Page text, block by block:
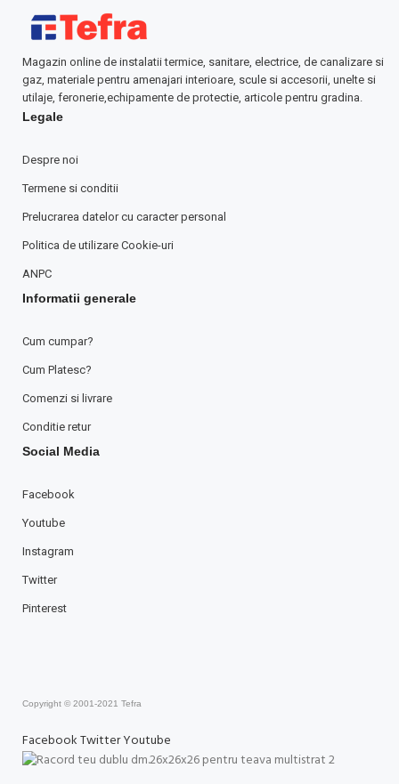
Magazin online de instalatii termice, sanitare, electrice, de canalizare si
gaz, materiale pentru amenajari interioare, scule si accesorii, unelte si
utilaje, feronerie,echipamente de protectie, articole pentru gradina.
Legale
Despre noi
Termene si conditii
Prelucrarea datelor cu caracter personal
Politica de utilizare Cookie-uri
ANPC
Informatii generale
Cum cumpar?
Cum Platesc?
Comenzi si livrare
Conditie retur
Social Media
Facebook
Youtube
Instagram
Twitter
Pinterest
Copyright © 2001-2021 Tefra
FacebookTwitterYoutube